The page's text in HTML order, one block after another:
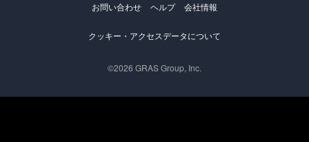
お問い合わせ ヘルプ 会社情報
クッキー・アクセスデータについて
©2026 GRAS Group, Inc.